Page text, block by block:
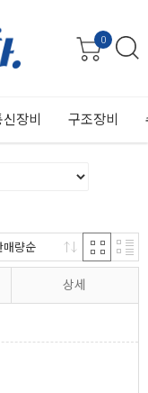
0
장비 구조장비
상세
매량순